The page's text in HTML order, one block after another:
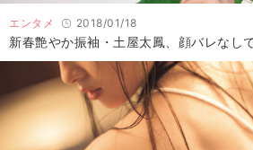
エンタメ 2018/01/18
新春艶やか振袖・土屋太鳳、顔バレなし